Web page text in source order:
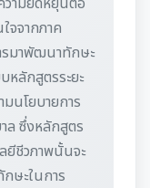
จจากภาค
รมาพัฒนาทักษะ
หลักสูตรระยะ
นโยบายการ
ล ซึ่งหลักสูตร
ยีชีวภาพนั้นจะ
ษะในการ